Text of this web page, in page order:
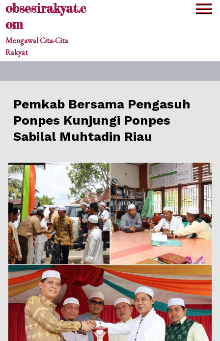
Skipobsesirakyat.c
om
Mengawal Cita-Cita
Rakyat
Pemkab Bersama Pengasuh
Ponpes Kunjungi Ponpes
Sabilal Muhtadin Riau